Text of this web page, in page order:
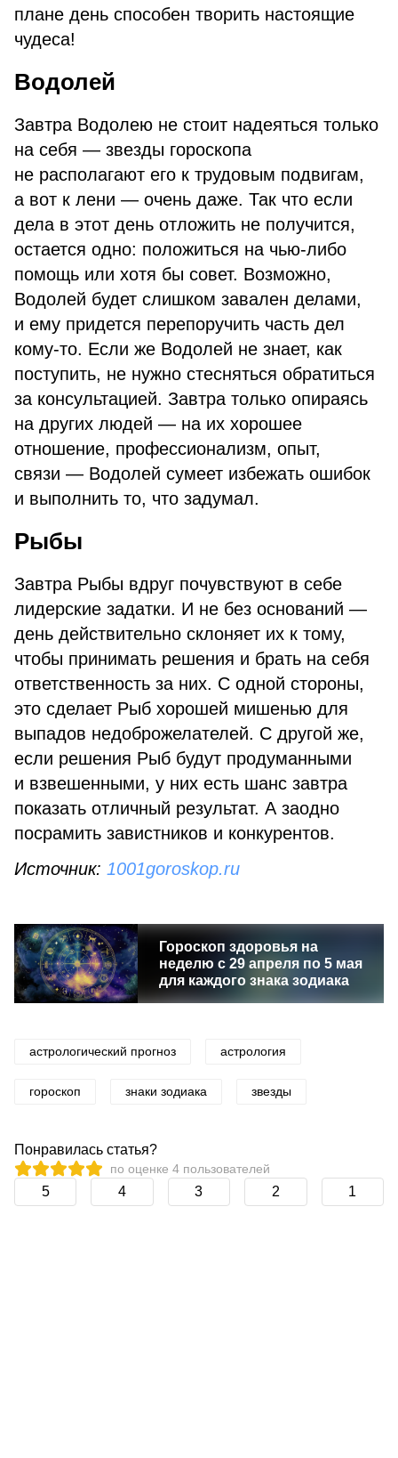
плане день способен творить настоящие
чудеса!
Водолей
Завтра Водолею не стоит надеяться только
на себя — звезды гороскопа
не располагают его к трудовым подвигам,
а вот к лени — очень даже. Так что если
дела в этот день отложить не получится,
остается одно: положиться на чью-либо
помощь или хотя бы совет. Возможно,
Водолей будет слишком завален делами,
и ему придется перепоручить часть дел
кому-то. Если же Водолей не знает, как
поступить, не нужно стесняться обратиться
за консультацией. Завтра только опираясь
на других людей — на их хорошее
отношение, профессионализм, опыт,
связи — Водолей сумеет избежать ошибок
и выполнить то, что задумал.
Рыбы
Завтра Рыбы вдруг почувствуют в себе
лидерские задатки. И не без оснований —
день действительно склоняет их к тому,
чтобы принимать решения и брать на себя
ответственность за них. С одной стороны,
это сделает Рыб хорошей мишенью для
выпадов недоброжелателей. С другой же,
если решения Рыб будут продуманными
и взвешенными, у них есть шанс завтра
показать отличный результат. А заодно
посрамить завистников и конкурентов.
Источник: 1001goroskop.ru
Гороскоп здоровья на
неделю с 29 апреля по 5 мая
для каждого знака зодиака
астрологический прогноз астрология
гороскоп знаки зодиака звезды
Понравилась статья?
по оценке 4 пользователей
5 4 3 2 1